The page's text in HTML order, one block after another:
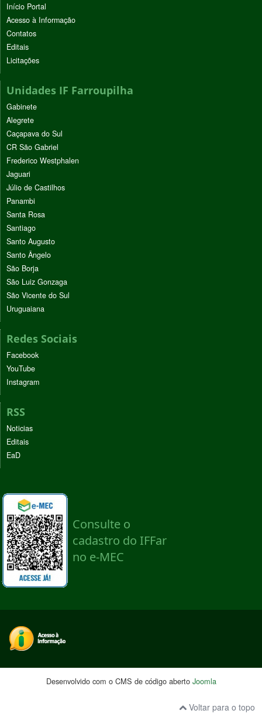
Início Portal
Acesso à Informação
Contatos
Editais
Licitações
Unidades IF Farroupilha
Gabinete
Alegrete
Caçapava do Sul
CR São Gabriel
Frederico Westphalen
Jaguari
Júlio de Castilhos
Panambi
Santa Rosa
Santiago
Santo Augusto
Santo Ângelo
São Borja
São Luiz Gonzaga
São Vicente do Sul
Uruguaiana
Redes Sociais
Facebook
YouTube
Instagram
RSS
Noticias
Editais
EaD
Desenvolvido com o CMS de código aberto Joomla
Voltar para o topo